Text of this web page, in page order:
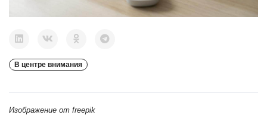
В центре внимания
Изображение от freepik